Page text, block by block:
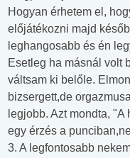
Hogyan érhetem el,
előjátékozni majd
leghangosabb és én
Esetleg ha másnál volt
váltsam ki belőle.
bizsergett,de
legjobb. Azt mondta,
egy érzés a
3. A legfontosabb